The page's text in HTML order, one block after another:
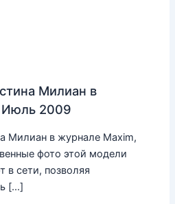
Милиан в
Июль 2009
Милиан в журнале Maxim,
фото этой модели
в сети, позволяя
[…]